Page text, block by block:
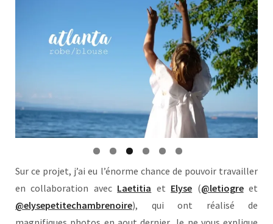
Sur ce projet, j’ai eu l’énorme chance de pouvoir travailler
en collaboration avec Laetitia et Elyse (@letiogreet
@elysepetitechambrenoire), qui ont réalisé de